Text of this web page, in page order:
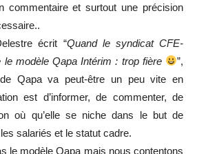
commentaire et surtout une précision
écrit “Quand le syndicat CFE-
le modèle Qapa Intérim : trop fière
”,
Qapa va peut-être un peu vite en
est d’informer, de commenter, de
où qu’elle se niche dans le but de
salariés et le statut cadre.
le modèle Qapa mais nous contentons